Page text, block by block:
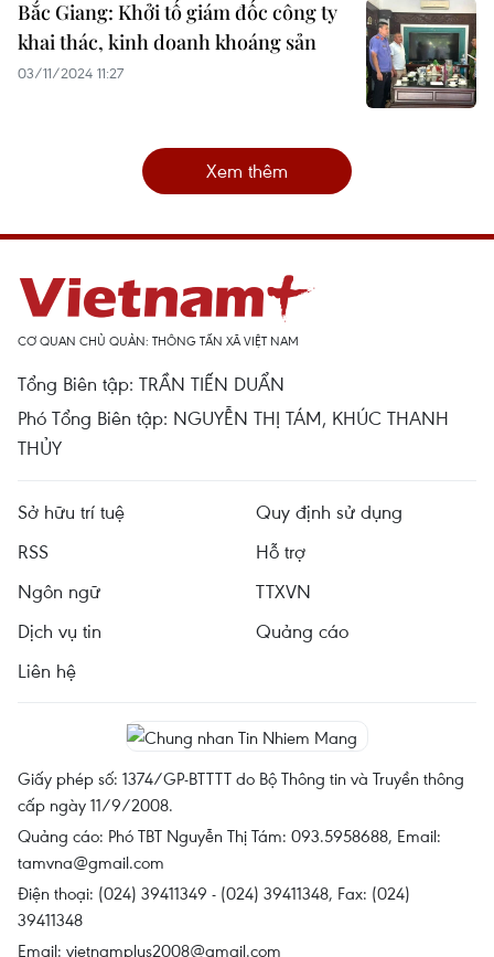
Bắc Giang: Khởi tố giám đốc công ty
khai thác, kinh doanh khoáng sản
03/11/2024 11:27
Xem thêm
CƠ QUAN CHỦ QUẢN: THÔNG TẤN XÃ VIỆT NAM
Tổng Biên tập: TRẦN TIẾN DUẨN
Phó Tổng Biên tập: NGUYỄN THỊ TÁM, KHÚC THANH
THỦY
Sở hữu trí tuệ
Quy định sử dụng
RSS
Hỗ trợ
Ngôn ngữ
TTXVN
Dịch vụ tin
Quảng cáo
Liên hệ
Giấy phép số: 1374/GP-BTTTT do Bộ Thông tin và Truyền thông
cấp ngày 11/9/2008.
Quảng cáo: Phó TBT Nguyễn Thị Tám: 093.5958688, Email:
tamvna@gmail.com
Điện thoại: (024) 39411349 - (024) 39411348, Fax: (024)
39411348
Email: vietnamplus2008@gmail.com